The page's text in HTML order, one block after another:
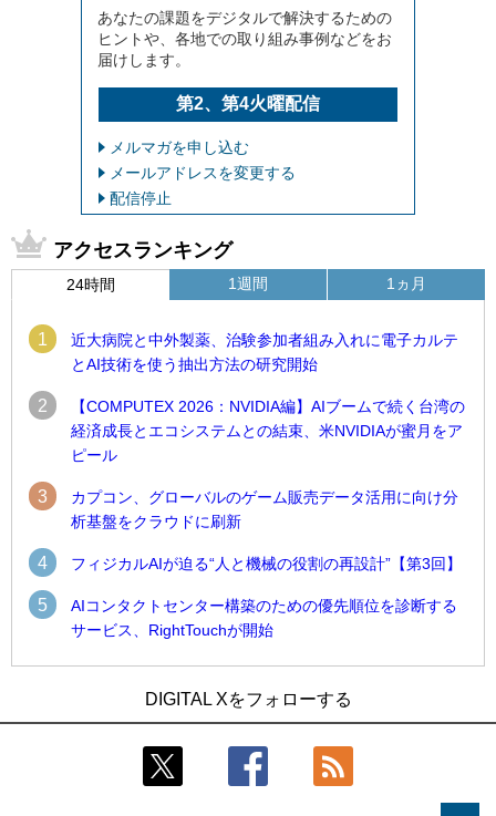
あなたの課題をデジタルで解決するための
ヒントや、各地での取り組み事例などをお
届けします。
第2、第4火曜配信
メルマガを申し込む
メールアドレスを変更する
配信停止
アクセスランキング
24時間
1
近大病院と中外製薬、治験参加者組み入れに電子カルテ
とAI技術を使う抽出方法の研究開始
2
【COMPUTEX 2026：NVIDIA編】AIブームで続く台湾の
経済成長とエコシステムとの結束、米NVIDIAが蜜月をア
ピール
3
カプコン、グローバルのゲーム販売データ活用に向け分
析基盤をクラウドに刷新
4 フィジカルAIが迫る“人と機械の役割の再設計”【第3回】
5
AIコンタクトセンター構築のための優先順位を診断する
サービス、RightTouchが開始
1週間
技術を使う抽出方法の研究開始
Umios、消費者起点の販売計画策定に向けたAIシステムを本格
1ヵ月
合基盤を本格稼働
鹿島建設、鋼管柱へのコンクリート充填時の異常を検出する
AIを遠隔監視システムに実装
DIGITAL Xをフォローする